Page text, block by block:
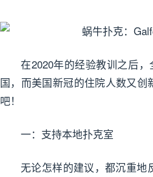
在2020年的经验教训之后
国，而美国新冠的住院人数又
吧！
一：支持本地扑克室
无论怎样的建议，都沉重地